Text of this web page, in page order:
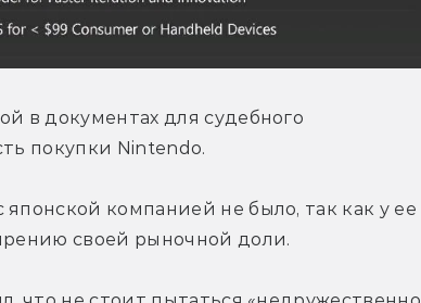
в документах для судебного
покупки Nintendo.
компанией не было, так как у ее
своей рыночной доли.